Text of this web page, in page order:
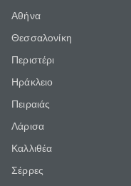
Αθήνα
Θεσσαλονίκη
Περιστέρι
Ηράκλειο
Πειραιάς
Λάρισα
Καλλιθέα
Σέρρες